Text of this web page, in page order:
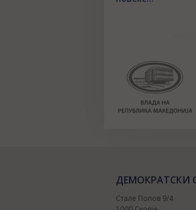
ДЕМОКРАТСКИ
Стале Попов 9/4